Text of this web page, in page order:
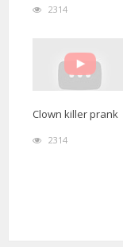
2314
Clown killer prank
2314